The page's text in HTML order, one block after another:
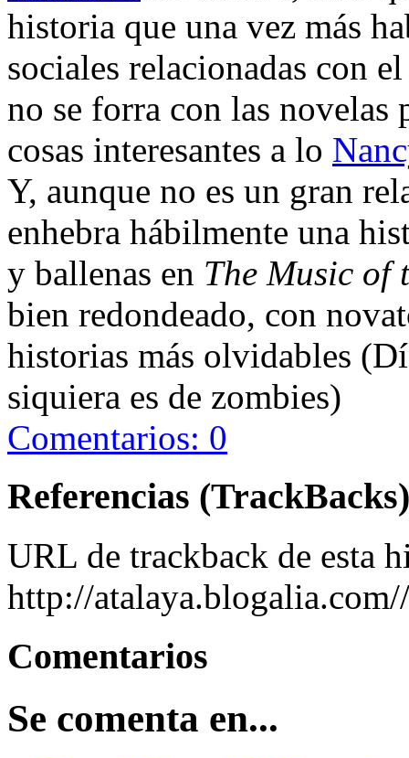
historia que una vez más
sociales relacionadas con
no se forra con las novelas
cosas interesantes a lo
Y, aunque no es un gran
enhebra hábilmente una
y ballenas en The Music of
bien redondeado, con
historias más olvidables
siquiera es de zombies)
Comentarios: 0
Referencias (TrackBacks)
URL de trackback de esta
http://
Comentarios
Se comenta en...